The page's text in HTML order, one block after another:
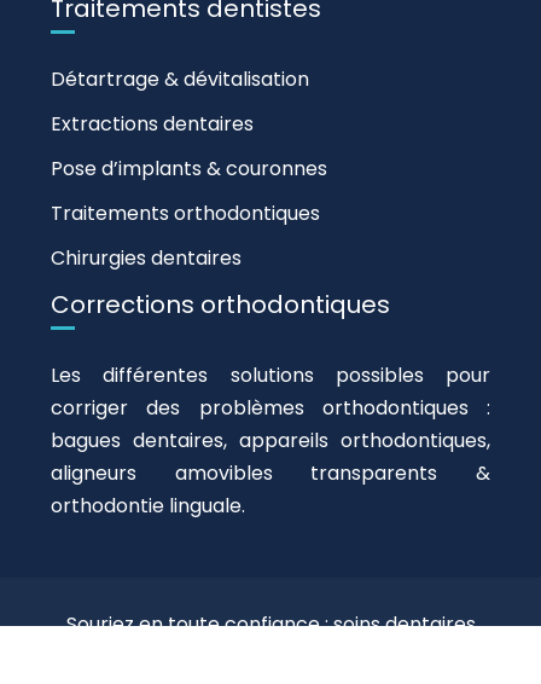
Traitements dentistes
Détartrage & dévitalisation
Extractions dentaires
Pose d’implants & couronnes
Traitements orthodontiques
Chirurgies dentaires
Corrections orthodontiques
Les différentes solutions possibles pour
corriger des problèmes orthodontiques :
bagues dentaires, appareils orthodontiques,
aligneurs amovibles transparents &
orthodontie linguale.
Souriez en toute confiance : soins dentaires